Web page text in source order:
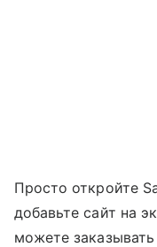
Просто откройте
добавьте сайт на
можете